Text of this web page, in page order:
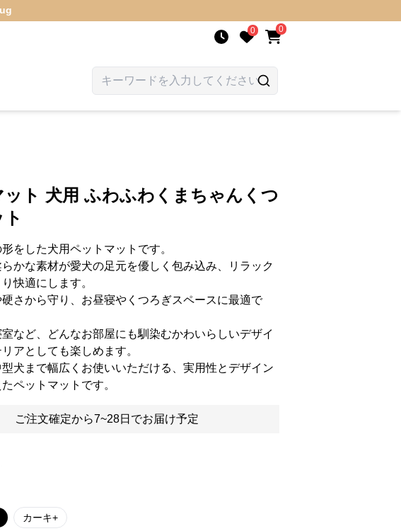
0 0
ト 犬用 ふわふわくまちゃんくつ
をした犬用ペットマットです。
かな素材が愛犬の足元を優しく包み込み、リラック
快適にします。
さから守り、お昼寝やくつろぎスペースに最適で
室など、どんなお部屋にも馴染むかわいらしいデザイ
アとしても楽しめます。
犬まで幅広くお使いいただける、実用性とデザイン
ペットマットです。
ご注文確定から7~28日でお届け予定
カーキ+